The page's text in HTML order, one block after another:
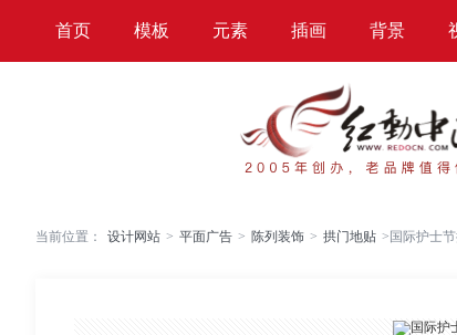
首页 模板 元素 插画 背景
当前位置： 设计网站 > 平面广告 > 陈列装饰 > 拱门地贴 > 国际护士